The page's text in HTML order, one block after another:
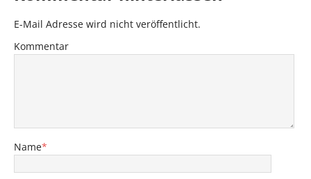
E-Mail Adresse wird nicht veröffentlicht.
Kommentar
Name*